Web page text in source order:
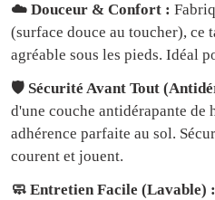
☁️ Douceur & Confort :
(surface douce au toucher), ce
agréable sous les pieds. Idéal
🛡️ Sécurité Avant Tout
d'une couche antidérapante de
adhérence parfaite au sol.
courent et jouent.
🧼 Entretien Facile (Lavable) :